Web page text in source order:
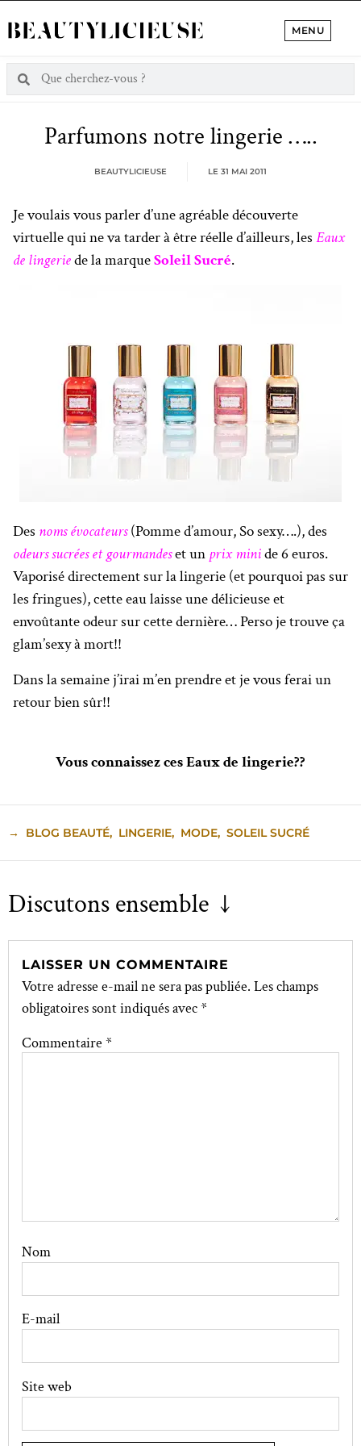
MENU
Parfumons notre lingerie …..
BEAUTYLICIEUSE LE 31 MAI 2011
Je voulais vous parler d’une agréable découverte
virtuelle qui ne va tarder à être réelle d’ailleurs, les Eaux
de lingeriede la marqueSoleil Sucré.
Des noms évocateurs(Pomme d’amour, So sexy….), des
odeurs sucrées et gourmandeset un prix minide 6 euros.
Vaporisé directement sur la lingerie (et pourquoi pas sur
les fringues), cette eau laisse une délicieuse et
envoûtante odeur sur cette dernière… Perso je trouve ça
glam’sexy à mort!!
Dans la semaine j’irai m’en prendre et je vous ferai un
retour bien sûr!!
Vous connaissez ces Eaux de lingerie??
→ BLOG BEAUTÉ, LINGERIE, MODE, SOLEIL SUCRÉ
Discutons ensemble ↓
LAISSER UN COMMENTAIRE
Votre adresse e-mail ne sera pas publiée. Les champs
obligatoires sont indiqués avec*
Commentaire *
Nom
E-mail
Site web